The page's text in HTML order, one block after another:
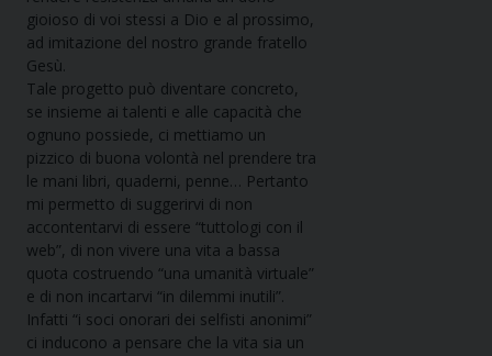
gioioso di voi stessi a Dio e al prossimo,
ad imitazione del nostro grande fratello
Gesù.
Tale progetto può diventare concreto,
se insieme ai talenti e alle capacità che
ognuno possiede, ci mettiamo un
pizzico di buona volontà nel prendere tra
le mani libri, quaderni, penne… Pertanto
mi permetto di suggerirvi di non
accontentarvi di essere “tuttologi con il
web”, di non vivere una vita a bassa
quota costruendo “una umanità virtuale”
e di non incartarvi “in dilemmi inutili”.
Infatti “i soci onorari dei selfisti anonimi”
ci inducono a pensare che la vita sia un